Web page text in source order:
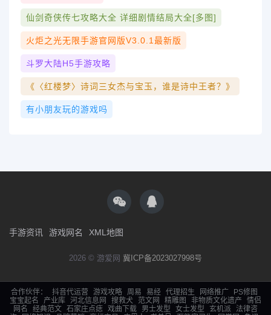
仙剑奇侠传七攻略大全 详细剧情结局大全[多图]
火炬之光无限手游官网版v3.0.1最新版
斗罗大陆h5手游攻略
《〈红楼梦〉诗词三女杰与宝玉，谁是诗中王者？》
有小朋友玩的游戏吗
手游资讯 游戏网名 XML地图
2026 © 游爱网 冀ICP备2023027998号
合作伙伴： 抖音代运营 游戏攻略 周易 易经 代理招生 网络推广
PS修图
宝宝起名
产业库 河北信息网 搜救犬 范文网 精雕图 非物质文化遗产
情侣
网名
经典范文 石家庄点痣 戏曲下载 男士发型 女士发型 玄机派
法律咨